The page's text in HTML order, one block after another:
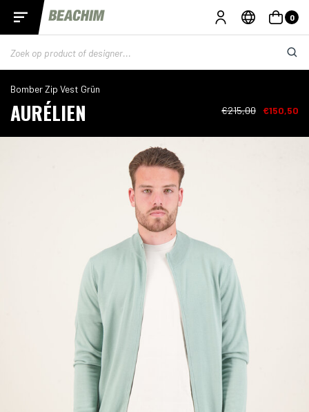
0
Bomber Zip Vest Grün
AURÉLIEN €215,00 €150,50